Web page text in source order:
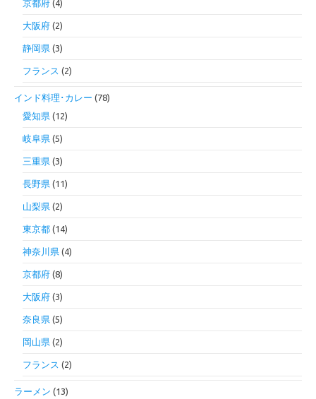
京都府 (4)
大阪府 (2)
静岡県 (3)
フランス (2)
インド料理･カレー (78)
愛知県 (12)
岐阜県 (5)
三重県 (3)
長野県 (11)
山梨県 (2)
東京都 (14)
神奈川県 (4)
京都府 (8)
大阪府 (3)
奈良県 (5)
岡山県 (2)
フランス (2)
ラーメン (13)